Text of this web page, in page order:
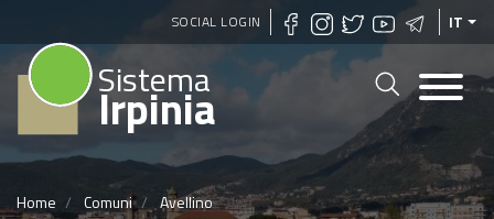
Salta
al
contenuto
principale
SOCIAL LOGIN IT
Sistema
Irpinia
Home Comuni Avellino